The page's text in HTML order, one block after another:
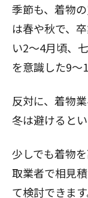
季節も、着物
は春や秋で、
い2〜4月頃、
を意識した9〜
反対に、着物
冬は避けるとい
少しでも着物
取業者で相見
て検討できます